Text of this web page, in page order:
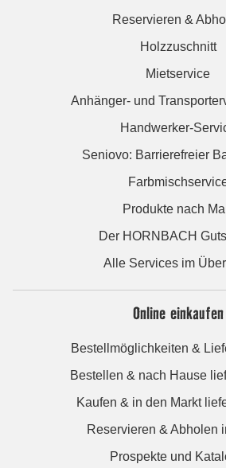
Reservieren &
Holzzuschnitt
Mietservice
Anhänger- und
Handwerker-
Seniovo: Barrierefreier
Produkte nach
Der HORNBACH
Alle Services im
Online einkaufen
Bestellmöglichkeiten &
Bestellen & nach Hause
Kaufen & in den Markt
Reservieren & Abholen
Prospekte und